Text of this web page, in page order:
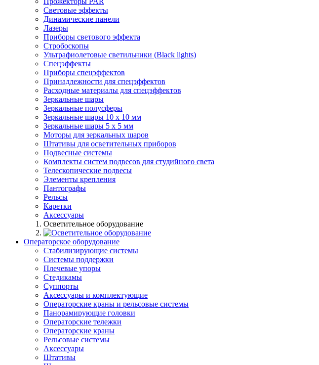
Световые эффекты
Динамические панели
Лазеры
Приборы светового эффекта
Стробоскопы
Ультрафиолетовые светильники (Black lights)
Спецэффекты
Приборы спецэффектов
Принадлежности для спецэффектов
Расходные материалы для спецэффектов
Зеркальные шары
Зеркальные полусферы
Зеркальные шары 10 х 10 мм
Зеркальные шары 5 х 5 мм
Моторы для зеркальных шаров
Штативы для осветительных приборов
Подвесные системы
Комплекты систем подвесов для студийного света
Телескопические подвесы
Элементы крепления
Пантографы
Рельсы
Каретки
Аксессуары
Осветительное оборудование
Операторское оборудование
Стабилизирующие системы
Системы поддержки
Плечевые упоры
Стедикамы
Суппорты
Аксессуары и комплектующие
Операторские краны и рельсовые системы
Панорамирующие головки
Операторские тележки
Операторские краны
Рельсовые системы
Аксессуары
Штативы